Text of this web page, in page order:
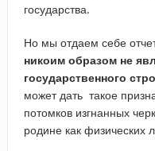
государства.
Но мы отдаем себе
никоим образом не
государственного
может дать такое
потомков изгнанных
родине как физических